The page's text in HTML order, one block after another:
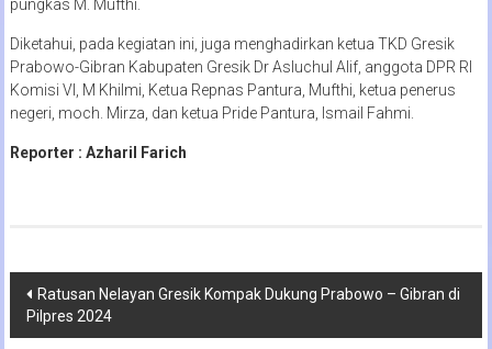
pungkas M. Mufthi.
Diketahui, pada kegiatan ini, juga menghadirkan ketua TKD Gresik
Prabowo-Gibran Kabupaten Gresik Dr Asluchul Alif, anggota DPR RI
Komisi VI, M Khilmi, Ketua Repnas Pantura, Mufthi, ketua penerus
negeri, moch. Mirza, dan ketua Pride Pantura, Ismail Fahmi.
Reporter : Azharil Farich
Navigasi
pos
Ratusan Nelayan Gresik Kompak Dukung Prabowo – Gibran di
Pilpres 2024